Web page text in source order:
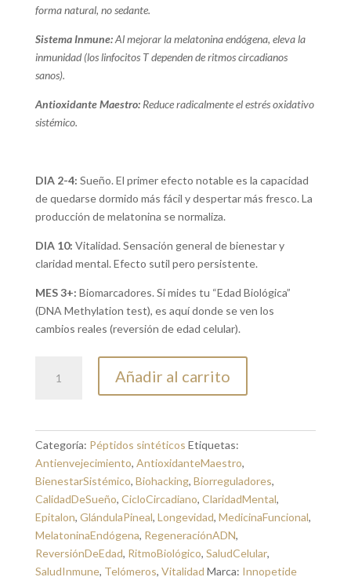
forma natural, no sedante.
Sistema Inmune:Al mejorar la melatonina endógena, eleva la
inmunidad (los linfocitos T dependen de ritmos circadianos
sanos).
Antioxidante Maestro: Reduce radicalmente el estrés oxidativo
sistémico.
DIA 2-4: Sueño. El primer efecto notable es la capacidad
de quedarse dormido más fácil y despertar más fresco. La
producción de melatonina se normaliza.
DIA 10: Vitalidad. Sensación general de bienestar y
claridad mental. Efecto sutil pero persistente.
MES 3+: Biomarcadores. Si mides tu “Edad Biológica”
(DNA Methylation test), es aquí donde se ven los
cambios reales (reversión de edad celular).
cantidad
Añadir al carrito
Categoría: Péptidos sintéticos Etiquetas:
Antienvejecimiento, AntioxidanteMaestro,
BienestarSistémico, Biohacking, Biorreguladores,
CalidadDeSueño, CicloCircadiano, ClaridadMental,
Epitalon, GlándulaPineal, Longevidad, MedicinaFuncional,
MelatoninaEndógena, RegeneraciónADN,
ReversiónDeEdad, RitmoBiológico, SaludCelular,
SaludInmune, Telómeros, Vitalidad Marca: Innopetide